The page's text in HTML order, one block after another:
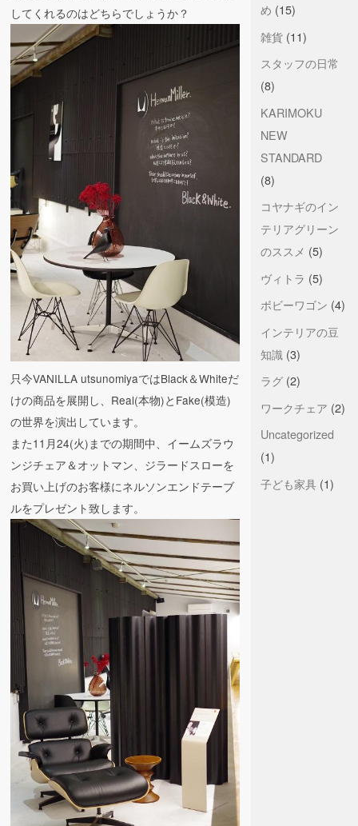
してくれるのはどちらでしょうか？
只今VANILLA utsunomiyaではBlack＆Whiteだ
けの商品を展開し、Real(本物)とFake(模造)
の世界を演出しています。
また11月24(火)までの期間中、イームズラウ
ンジチェア＆オットマン、ジラードスローを
お買い上げのお客様にネルソンエンドテーブ
ルをプレゼント致します。
め (15)
雑貨(11)
スタッフの日常
(8)
KARIMOKU
NEW
STANDARD
(8)
コヤナギのイン
テリアグリーン
のススメ (5)
ヴィトラ (5)
ボビーワゴン (4)
インテリアの豆
知識 (3)
ラグ(2)
ワークチェア (2)
Uncategorized
(1)
子ども家具(1)